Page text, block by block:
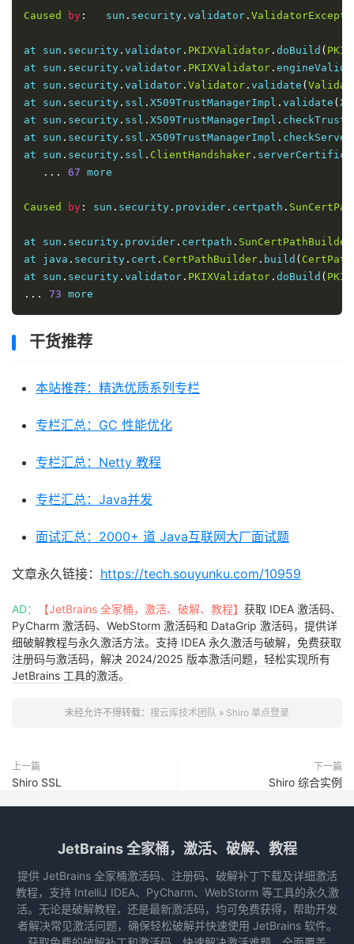
Caused by :
   sun
. security . validator .
at sun . security . validator . PKIXValidator . doBuild (
at sun . security . validator . PKIXValidator .
at sun . security . validator . Validator . validate (
at sun . security . ssl . X509TrustManagerImpl . validate (
at sun . security . ssl . X509TrustManagerImpl .
at sun . security . ssl . X509TrustManagerImpl .
at sun . security . ssl . ClientHandshaker .
...
67 more
Caused by : sun . security . provider . certpath .
at sun . security . provider . certpath . SunCertPathBuilder
at java . security . cert . CertPathBuilder . build (
at sun . security . validator . PKIXValidator . doBuild (
...
73
干货推荐
本站推荐：精选优质系列专栏
专栏汇总：GC 性能优化
专栏汇总：Netty 教程
专栏汇总：Java并发
面试汇总：2000+ 道 Java互联网大厂面试题
文章永久链接： https://tech.souyunku.com/10959
AD： 【JetBrains 全家桶，激活、破解、教程】 获取 IDEA 激活码、
PyCharm 激活码、WebStorm 激活码和 DataGrip 激活码，提供详
细破解教程与永久激活方法。支持 IDEA 永久激活与破解，免费获取
注册码与激活码，解决 2024/2025 版本激活问题，轻松实现所有
JetBrains 工具的激活。
未经允许不得转载： 搜云库技术团队 » Shiro 单点登录
上一篇
Shiro SSL
下一篇
Shiro 综合实例
JetBrains 全家桶，激活、破解、教程
提供 JetBrains 全家桶激活码、注册码、破解补丁下载及详细激活
教程，支持 IntelliJ IDEA、PyCharm、WebStorm 等工具的永久激
活。无论是破解教程，还是最新激活码，均可免费获得，帮助开发
者解决常见激活问题，确保轻松破解并快速使用 JetBrains 软件。